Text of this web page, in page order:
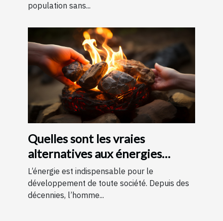
population sans...
Quelles sont les vraies
alternatives aux énergies
fossiles ?
L’énergie est indispensable pour le
développement de toute société. Depuis des
décennies, l’homme...